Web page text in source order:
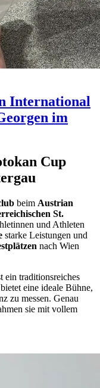
International
im
Cup
beim Austrian
St.
und Athleten
starke Leistungen und
nach Wien
ein traditionsreiches
eine ideale Bühne,
zu messen. Genau
sie mit vollem